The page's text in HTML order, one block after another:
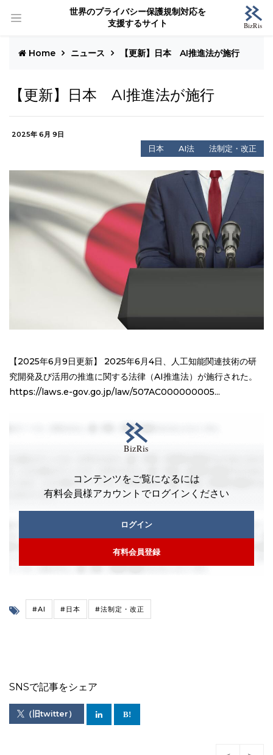
世界のプライバシー保護規制対応を
支援するサイト
Home ニュース 【更新】日本 AI推進法が施行
【更新】日本 AI推進法が施行
2025年 6月 9日
日本 AI法 法制定・改正
【2025年6月9日更新】 2025年6月4日、人工知能関連技術の研
究開発及び活用の推進に関する法律（AI推進法）が施行された。
https://laws.e-gov.go.jp/law/507AC000000005...
コンテンツをご覧になるには
有料会員様アカウントでログインください
ログイン
有料会員登録
#AI #日本 #法制定・改正
SNSで記事をシェア
（旧twitter）